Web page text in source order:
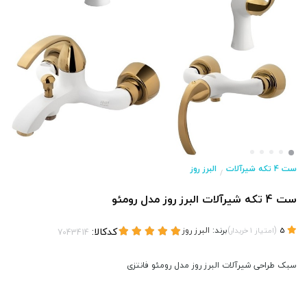
ست 4 تکه شیرآلات / البرز روز
ست 4 تکه شیرآلات البرز روز مدل رومئو
(امتیاز 1خریدار)برند: البرز روز کدکالا:
سبک طراحی شیرآلات البرز روز مدل رومئو فانتزی